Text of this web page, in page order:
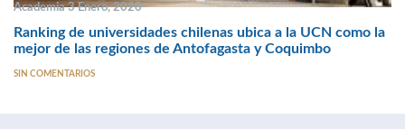
Academia 3 Enero, 2020
Ranking de universidades chilenas ubica a la UCN como la
mejor de las regiones de Antofagasta y Coquimbo
SIN COMENTARIOS